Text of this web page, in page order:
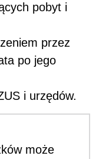
pobyt i
przez
po jego
i urzędów.
może